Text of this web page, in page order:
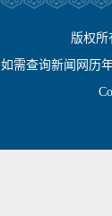
版权
如需查询新闻网历